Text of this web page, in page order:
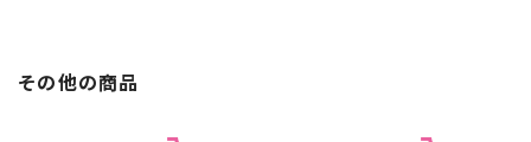
その他の商品